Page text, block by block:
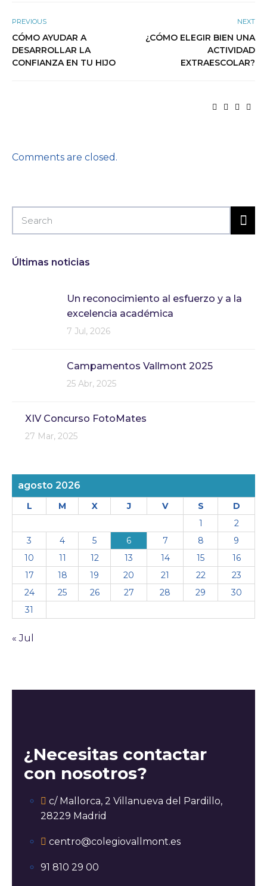
PREVIOUS
CÓMO AYUDAR A
DESARROLLAR LA
CONFIANZA EN TU HIJO
NEXT
¿CÓMO ELEGIR BIEN UNA
ACTIVIDAD
EXTRAESCOLAR?
Comments are closed.
Últimas noticias
Un reconocimiento al esfuerzo y a la
excelencia académica
7 Jul, 2026
Campamentos Vallmont 2025
25 Abr, 2025
XIV Concurso FotoMates
27 Mar, 2025
agosto 2026
L M X J V S
D
1
2
3
4 5 6 7 8
9
10
11 12 13 14 15
16
17
18 19 20 21 22
23
24
25 26 27 28 29
30
31
« Jul
¿Necesitas contactar
con nosotros?
c/ Mallorca, 2 Villanueva del Pardillo,
28229 Madrid
centro@colegiovallmont.es
91 810 29 00